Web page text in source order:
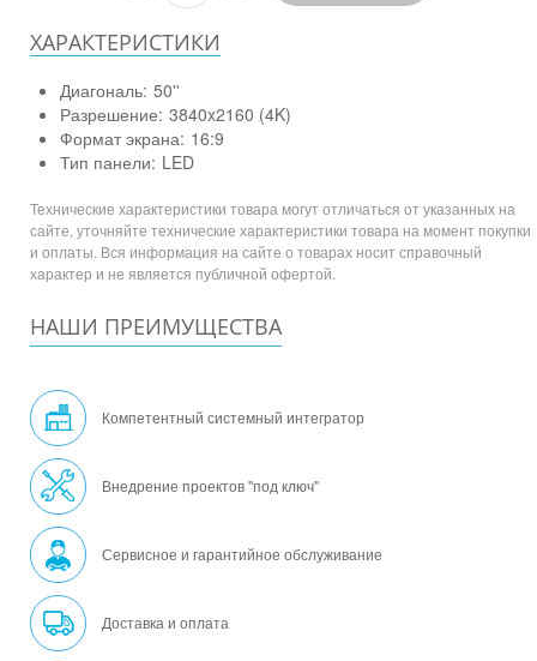
ХАРАКТЕРИСТИКИ
Диагональ: 50''
Разрешение: 3840x2160 (4K)
Формат экрана: 16:9
Тип панели: LED
Технические характеристики товара могут отличаться от указанных на
сайте, уточняйте технические характеристики товара на момент покупки
и оплаты. Вся информация на сайте о товарах носит справочный
характер и не является публичной офертой.
НАШИ ПРЕИМУЩЕСТВА
Компетентный системный интегратор
Внедрение проектов "под ключ"
Сервисное и гарантийное обслуживание
Доставка и оплата